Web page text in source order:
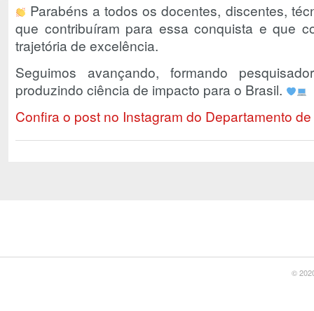
Parabéns a todos os docentes, discentes,
que contribuíram para essa conquista e que
trajetória de excelência.
Seguimos avançando, formando
produzindo ciência de impacto para o Brasil.
Confira o post no Instagram do Departamento
©